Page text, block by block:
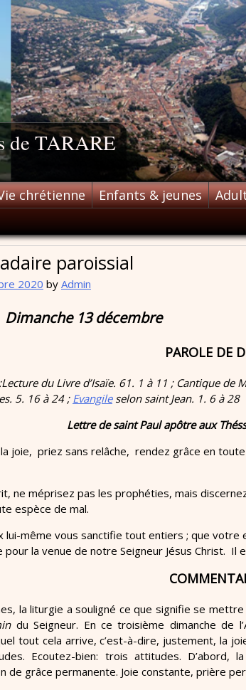
de TARARE
chrétienne Enfants & jeunes
paroissial
2020 by Admin
Dimanche 13 décembre
PAROLE DE
Lecture du Livre d’Isaïe. 61. 1 à 11 ; Cantique de
5. 16 à 24 ; Evangile selon saint Jean. 1. 6 à 28
Lettre de saint Paul apôtre aux
joie, priez sans relâche, rendez grâce en
ne méprisez pas les prophéties, mais
espèce de mal.
lui-même vous sanctifie tout entiers ; que
la venue de notre Seigneur Jésus Christ. Il
la liturgie a souligné ce que signifie se
du Seigneur. En ce troisième dimanche de
tout cela arrive, c’est-à-dire, justement, la
Ecoutez-bien: trois attitudes. D’abord,
de grâce permanente. Joie constante, prière